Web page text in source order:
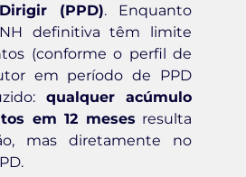
(PPD). Enquanto
definitiva têm limite
(conforme o perfil de
em período de PPD
qualquer acúmulo
em 12 meses resulta
mas diretamente no